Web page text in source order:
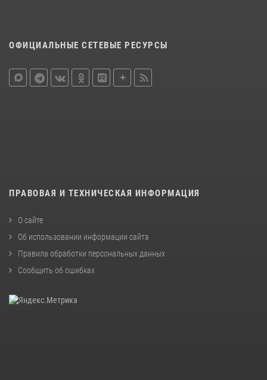
ОФИЦИАЛЬНЫЕ СЕТЕВЫЕ РЕСУРСЫ
ПРАВОВАЯ И ТЕХНИЧЕСКАЯ ИНФОРМАЦИЯ
О сайте
Об использовании информации сайта
Правила обработки персональных данных
Сообщить об ошибках